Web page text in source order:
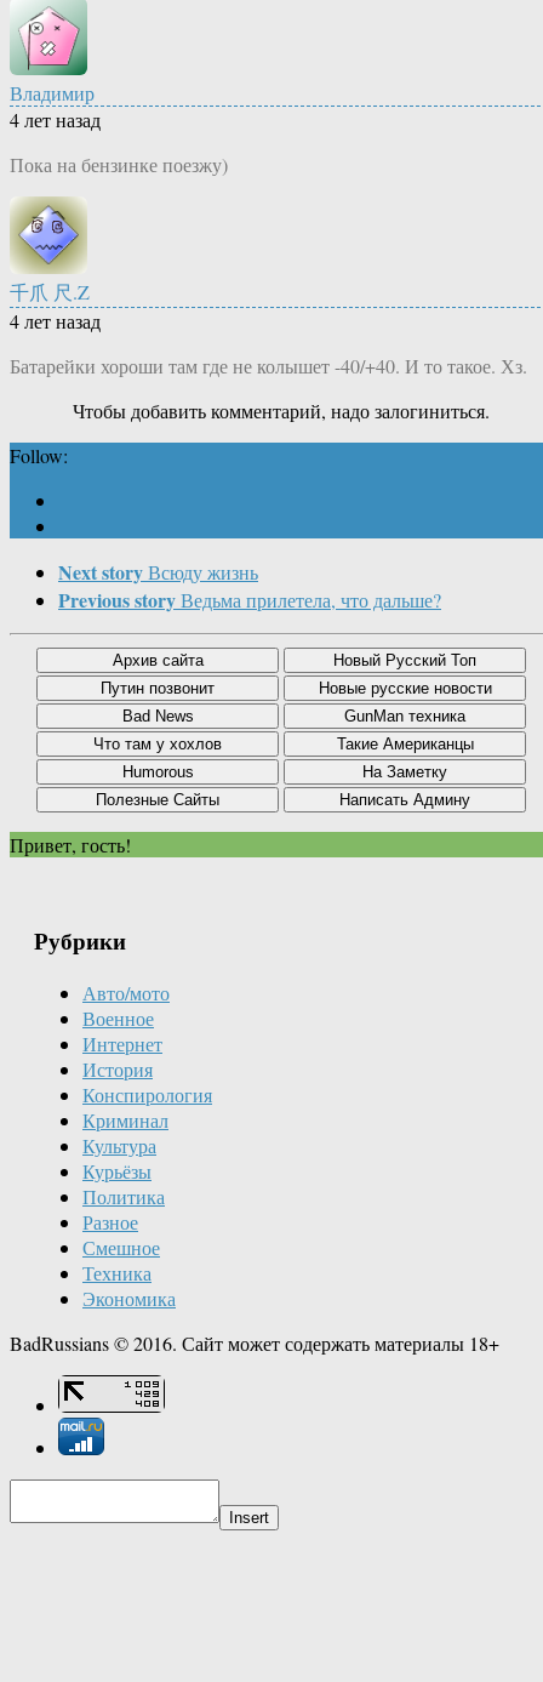
Владимир
4 лет назад
Пока на бензинке поезжу)
千爪 尺.Z
4 лет назад
Батарейки хороши там где не колышет -40/+40. И то такое. Хз.
Чтобы добавить комментарий, надо залогиниться.
Follow:
Next storyВсюду жизнь
Previous storyВедьма прилетела, что дальше?
Привет, гость!
Рубрики
Авто/мото
Военное
Интернет
История
Конспирология
Криминал
Культура
Курьёзы
Политика
Разное
Смешное
Техника
Экономика
BadRussians © 2016. Сайт может содержать материалы 18+
Insert